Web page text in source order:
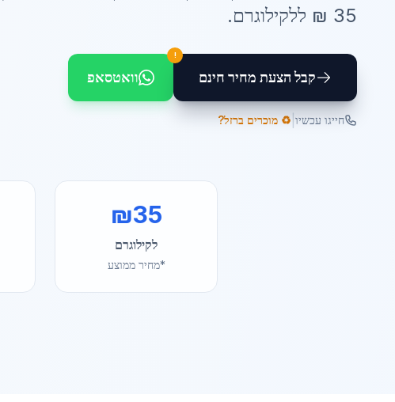
35 ₪ ללקילוגרם.
קבל הצעת מחיר חינם
!
וואטסאפ
חייגו עכשיו ♻️ מוכרים ברזל?
₪35
לקילוגרם
*מחיר ממוצע